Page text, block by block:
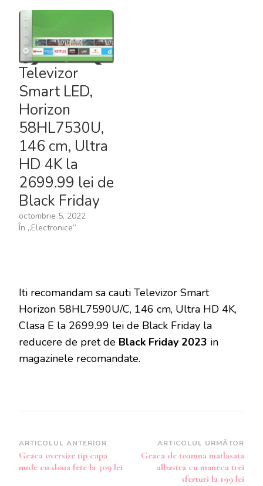
Televizor
Smart LED,
Horizon
58HL7530U,
146 cm, Ultra
HD 4K la
2699.99 lei de
Black Friday
octombrie 5, 2022
În „Electronice”
Iti recomandam sa cauti Televizor Smart
Horizon 58HL7590U/C, 146 cm, Ultra HD 4K,
Clasa E la 2699.99 lei de Black Friday la
reducere de pret de Black Friday 2023 in
magazinele recomandate.
Navigare
în
ARTICOLUL ANTERIOR
Geaca oversize tip capa
nude cu doua fete la 309 lei
ARTICOLUL URMĂTOR
Geaca de toamna matlasata
albastra cu maneca trei
sferturi la 199 lei